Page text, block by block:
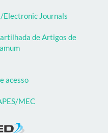
Journals
de Artigos de
acesso
MEC